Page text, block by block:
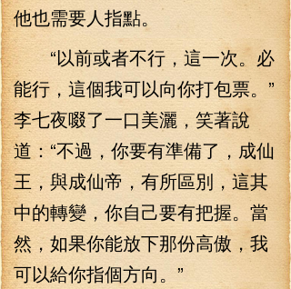
他也需要人指點。
“以前或者不行，這一次。必
能行，這個我可以向你打包票。”
李七夜啜了一口美灑，笑著說
道：“不過，你要有準備了，成仙
王，與成仙帝，有所區別，這其
中的轉變，你自己要有把握。當
然，如果你能放下那份高傲，我
可以給你指個方向。”